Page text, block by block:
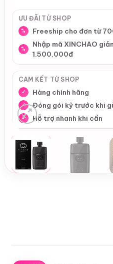
ƯU ĐÃI TỪ SHOP
% Freeship cho đơn từ
%
Nhập mã XINCHAO
1.500.000đ
CAM KẾT TỪ SHOP
✓ Hàng chính hãng
✓ Đóng gói kỹ trước khi
✓ Hỗ trợ nhanh khi cần